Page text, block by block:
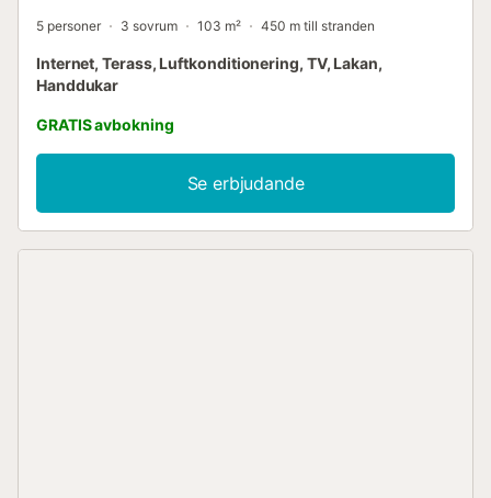
5 personer 3 sovrum 103 m² 450 m till stranden
Internet, Terass, Luftkonditionering, TV, Lakan,
Handdukar
GRATIS avbokning
Se erbjudande